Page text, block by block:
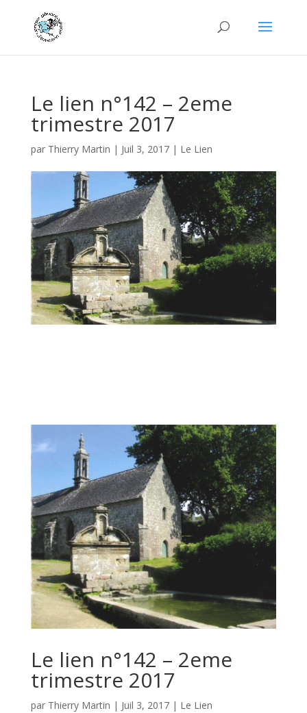
Le lien n°142 – 2eme
trimestre 2017
par Thierry Martin | Juil 3, 2017| Le Lien
Le lien n°142 – 2eme
trimestre 2017
par Thierry Martin | Juil 3, 2017 | Le Lien